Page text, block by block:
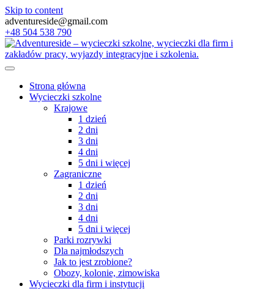
Skip to content
adventureside@gmail.com
+48 504 538 790
Strona główna
Wycieczki szkolne
Krajowe
1 dzień
2 dni
3 dni
4 dni
5 dni i więcej
Zagraniczne
1 dzień
2 dni
3 dni
4 dni
5 dni i więcej
Parki rozrywki
Dla najmłodszych
Jak to jest zrobione?
Obozy, kolonie, zimowiska
Wycieczki dla firm i instytucji